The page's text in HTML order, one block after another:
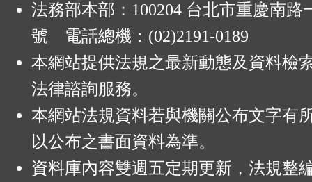
法務部本部：100204 台北市重慶南路
號 電話總機：(02)2191-0189
本網站提供法規之最新動態及資料檢
法律諮詢服務。
本網站法規資料若與機關公布文字有
以公布之書面資料為準。
資料庫內容雙週五定期更新，法規整